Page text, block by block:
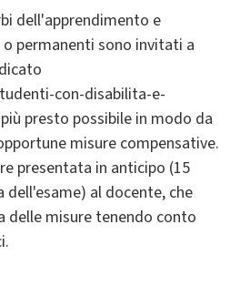
dell'apprendimento e
permanenti sono invitati a
con-disabilita-e-
presto possibile in modo da
misure compensative.
presentata in anticipo (15
al docente, che
delle misure tenendo conto